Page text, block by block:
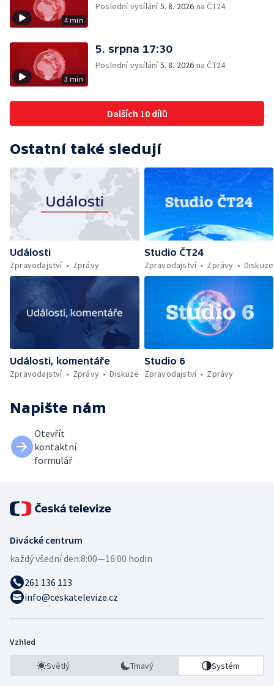
4 min
Poslední vysílání5. 8. 2026 na ČT24
3 min
5. srpna 17:30
Poslední vysílání5. 8. 2026 na ČT24
Dalších 10 dílů
Ostatní také sledují
Události
Zpravodajství
Zprávy
Studio ČT24
Zpravodajství
Zprávy Diskuze
Události, komentáře
Zpravodajství
Zprávy Diskuze
Studio 6
Zpravodajství
Zprávy
Napište nám
Otevřít
kontaktní
formulář
Divácké centrum
každý všední den:8:00—16:00 hodin
261 136 113
info@ceskatelevize.cz
Vzhled
Světlý Tmavý Systém